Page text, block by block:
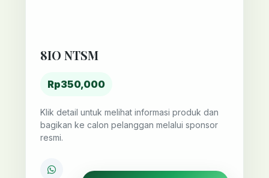
8IO NTSM
Rp350,000
Klik detail untuk melihat informasi produk dan
bagikan ke calon pelanggan melalui sponsor
resmi.